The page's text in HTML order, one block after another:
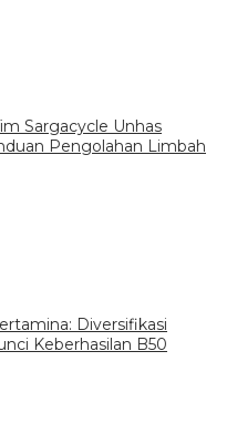
Sargacycle Unhas
Pengolahan Limbah
Diversifikasi
Keberhasilan B50